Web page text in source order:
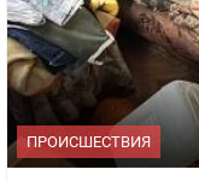
ПРОИСШЕСТВИЯ